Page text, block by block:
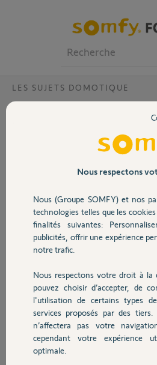
Volet
Sécurité
Domotique
Chauffage
Autres produits
LES SUJETS DOMOTIQUE
Elements Philips Hue à
impossible de supprimer deux lampes
Aussi pourriez-vous SVP supprimer ces
renommées "A supprimer 1" et "A
PIN 1202-0425-4706.
Franck P.
il y a presque 2 ans
Participer au fil
Nous respectons
Nous (Groupe SOMFY) et nos
technologies telles que les
finalités suivantes:
publicités, offrir une expérience
notre trafic.
Nous respectons votre droit à la
pouvez choisir d’accepter, de
l'utilisation de certains types
services proposés par des
n’affectera pas votre
cependant votre expérience
optimale.